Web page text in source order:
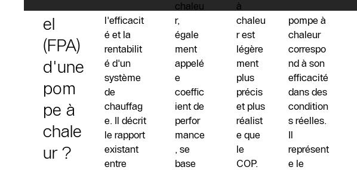
el
(FPA)
d'une
pom
pe à
chale
ur ?
l'efficacit
é et la
rentabilit
é d'un
système
de
chauffag
e. Il décrit
le rapport
existant
entre
chaleu
r,
égale
ment
appelé
e
coeffic
ient de
perfor
mance
, se
base
à
chaleu
r est
légère
ment
plus
précis
et plus
réalist
e que
le
COP.
pompe à
chaleur
correspo
nd à son
efficacité
dans des
condition
s réelles.
Il
représent
e le